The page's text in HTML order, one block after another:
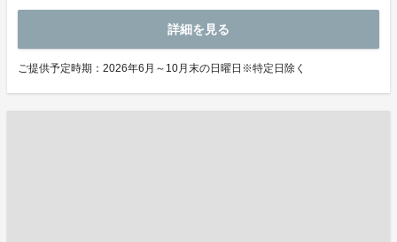
詳細を見る
ご提供予定時期：2026年6月～10月末の日曜日※特定日除く